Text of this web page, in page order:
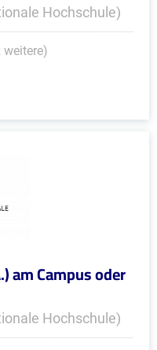
Hochschule)
weitere)
am Campus oder
Hochschule)